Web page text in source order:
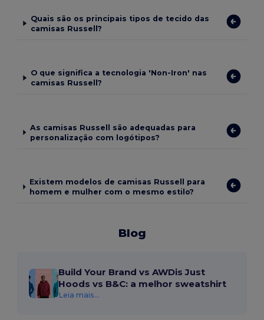
Quais são os principais tipos de tecido das
camisas Russell?
O que significa a tecnologia 'Non-Iron' nas
camisas Russell?
As camisas Russell são adequadas para
personalização com logótipos?
Existem modelos de camisas Russell para
homem e mulher com o mesmo estilo?
Blog
Build Your Brand vs AWDis Just
Hoods vs B&C: a melhor sweatshirt
Leia mais...